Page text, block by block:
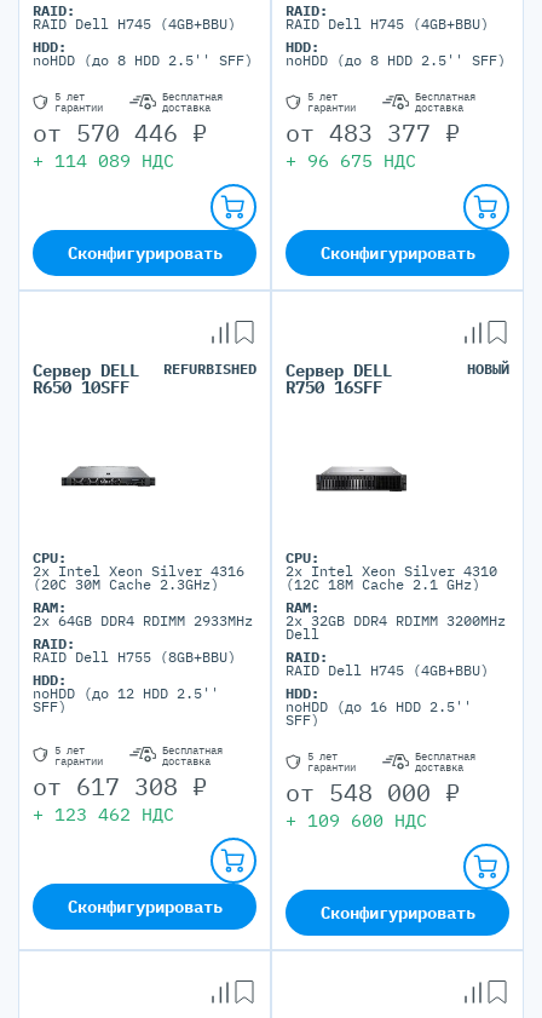
RAID:
RAID Dell H745 (4GB+BBU)
HDD:
noHDD (до 8 HDD 2.5'' SFF)
5 лет
гарантии
Бесплатная
доставка
от 570 446 ₽
+ 114 089 НДС
Сконфигурировать
RAID:
RAID Dell H745 (4GB+BBU)
HDD:
noHDD (до 8 HDD 2.5'' SFF)
5 лет
гарантии
Бесплатная
доставка
от 483 377 ₽
+ 96 675 НДС
Сконфигурировать
Сервер DELL
R650 10SFF
REFURBISHED
CPU:
2x Intel Xeon Silver 4316
(20C 30M Cache 2.3GHz)
RAM:
2x 64GB DDR4 RDIMM 2933MHz
RAID:
RAID Dell H755 (8GB+BBU)
HDD:
noHDD (до 12 HDD 2.5''
SFF)
5 лет
гарантии
Бесплатная
доставка
от 617 308 ₽
+ 123 462 НДС
Сконфигурировать
Сервер DELL
R750 16SFF
НОВЫЙ
CPU:
2x Intel Xeon Silver 4310
(12C 18M Cache 2.1 GHz)
RAM:
2x 32GB DDR4 RDIMM 3200MHz
Dell
RAID:
RAID Dell H745 (4GB+BBU)
HDD:
noHDD (до 16 HDD 2.5''
SFF)
5 лет
гарантии
Бесплатная
доставка
от 548 000 ₽
+ 109 600 НДС
Сконфигурировать